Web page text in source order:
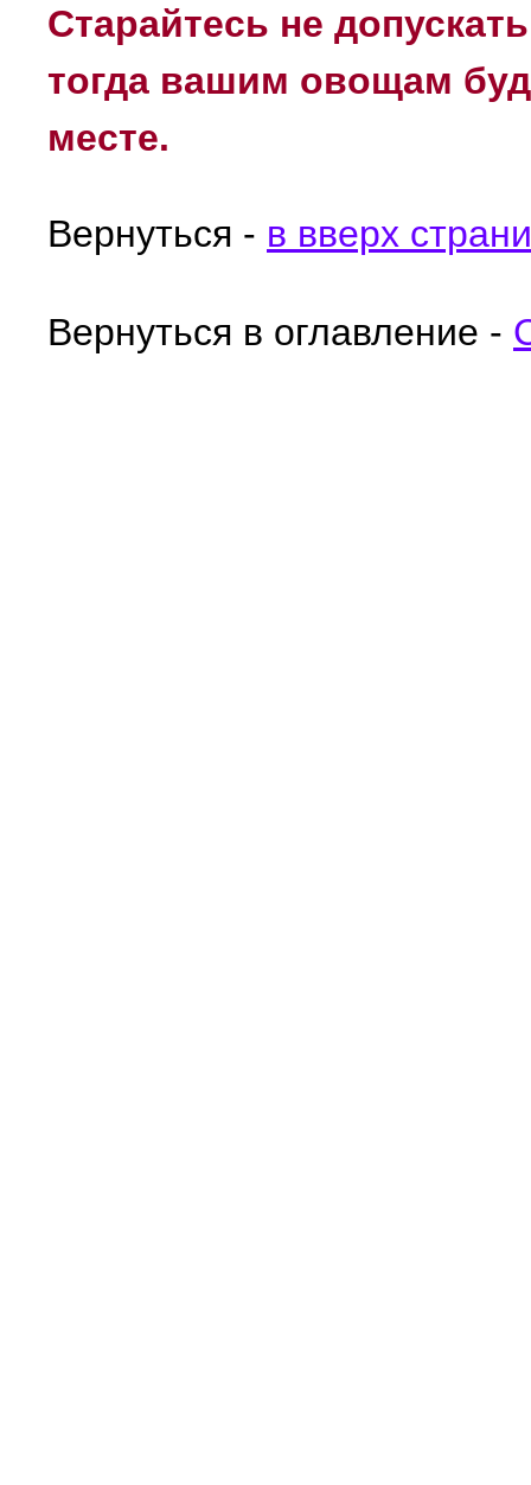
Старайтесь не
тогда вашим овощам
месте.
Вернуться - в вверх
Вернуться в оглавление -